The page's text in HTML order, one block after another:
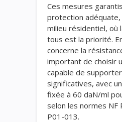
Ces mesures
protection
milieu résidentiel, où
tous est la priorité.
concerne la
important de choisir
capable de
significatives, avec
fixée à 60 daN/ml
selon les normes NF
P01-013.